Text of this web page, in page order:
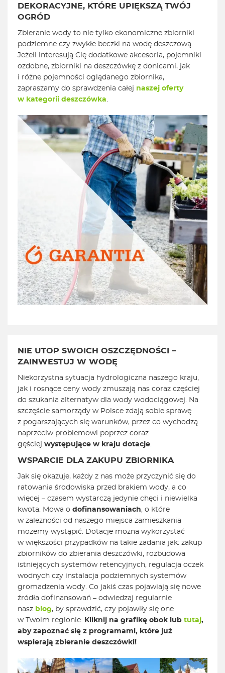
DEKORACYJNE, KTÓRE UPIĘKSZĄ TWÓJ
OGRÓD
Zbieranie wody to nie tylko ekonomiczne zbiorniki
podziemne czy zwykłe beczki na wodę deszczową.
Jeżeli interesują Cię dodatkowe akcesoria, pojemniki
ozdobne, zbiorniki na deszczówkę z donicami, jak
i różne pojemności oglądanego zbiornika,
zapraszamy do sprawdzenia całej naszej oferty
w kategorii deszczówka.
NIE UTOP SWOICH OSZCZĘDNOŚCI –
ZAINWESTUJ W WODĘ
Niekorzystna sytuacja hydrologiczna naszego kraju,
jak i rosnące ceny wody zmuszają nas coraz częściej
do szukania alternatyw dla wody wodociągowej. Na
szczęście samorządy w Polsce zdają sobie sprawę
z pogarszających się warunków, przez co wychodzą
naprzeciw problemowi poprzez coraz
gęściej występujące w kraju dotacje.
WSPARCIE DLA ZAKUPU ZBIORNIKA
Jak się okazuje, każdy z nas może przyczynić się do
ratowania środowiska przed brakiem wody, a co
więcej – czasem wystarczą jedynie chęci i niewielka
kwota. Mowa o dofinansowaniach, o które
w zależności od naszego miejsca zamieszkania
możemy wystąpić. Dotacje można wykorzystać
w większości przypadków na takie zadania jak: zakup
zbiorników do zbierania deszczówki, rozbudowa
istniejących systemów retencyjnych, regulacja oczek
wodnych czy instalacja podziemnych systemów
gromadzenia wody. Co jakiś czas pojawiają się nowe
źródła dofinansowań – odwiedzaj regularnie
nasz blog, by sprawdzić, czy pojawiły się one
w Twoim regionie. Kliknij na grafikę obok lub tutaj,
aby zapoznać się z programami, które już
wspierają zbieranie deszczówki!